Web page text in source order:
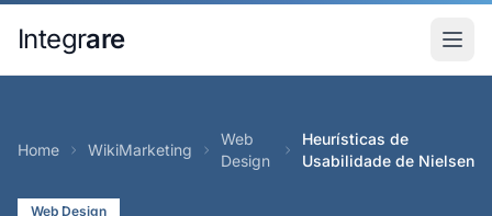
Integrare
Home WikiMarketing
Web
Design
Heurísticas de
Usabilidade de Nielsen
Web Design